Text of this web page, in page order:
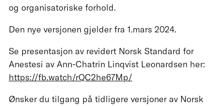
og organisatoriske forhold.
Den nye versjonen gjelder fra 1.mars 2024.
Se presentasjon av revidert Norsk Standard for
Anestesi av Ann-Chatrin Linqvist Leonardsen her:
https://fb.watch/rQC2he67Mp/
Ønsker du tilgang på tidligere versjoner av Norsk